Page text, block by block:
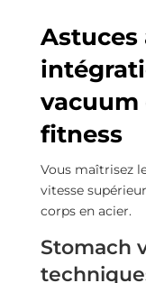
Astuces
vacuum
fitness
Vous maîtrisez
vitesse
corps en acier.
Stomach